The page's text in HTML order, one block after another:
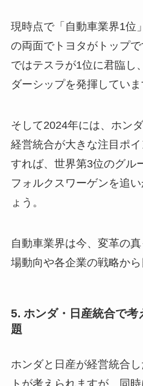
現時点で「自動車業界1位
の両面でトヨタがトップ
ではテスラが1位に君臨し
ダーシップを発揮していま
そして2024年には、ホン
経営統合が大きな注目ポ
すれば、世界第3位のグル
フォルクスワーゲンを追
ょう。
自動車業界は今、変革の
場動向や各企業の戦略から
5. ホンダ・日産統合で考
題
ホンダと日産が経営統合
トが考えられますが、同